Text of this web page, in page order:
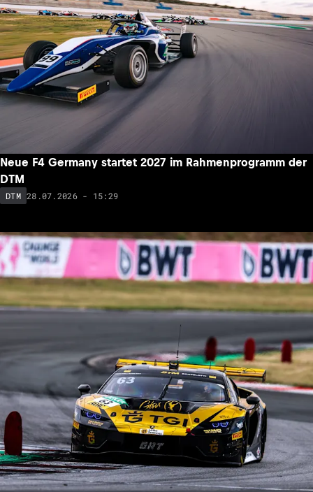
Neue F4 Germany startet 2027 im Rahmenprogramm der
DTM
DTM 28.07.2026 - 15:29